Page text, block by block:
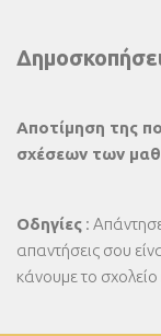
Αποτίμηση της
σχέσεων των
Οδηγίες :
απαντήσεις σου
κάνουμε το